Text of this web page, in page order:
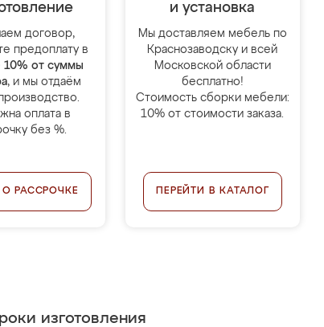
договор,
предоплату в
10% от суммы
, и мы отдаём
оплата в
без %.
О РАССРОЧКЕ
и установка
Мы доставляем мебель по
Краснозаводску и всей
Московской области
бесплатно!
Стоимость сборки мебели:
10% от стоимости заказа.
ПЕРЕЙТИ В КАТАЛОГ
изготовления